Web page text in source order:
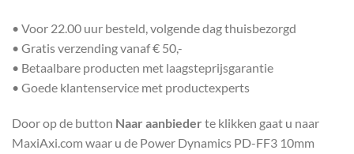
• Voor 22.00 uur besteld, volgende dag thuisbezorgd
• Gratis verzending vanaf € 50,-
• Betaalbare producten met laagsteprijsgarantie
• Goede klantenservice met productexperts
Door op de button Naar aanbieder te klikken gaat u naar
MaxiAxi.com waar u de Power Dynamics PD-FF3 10mm